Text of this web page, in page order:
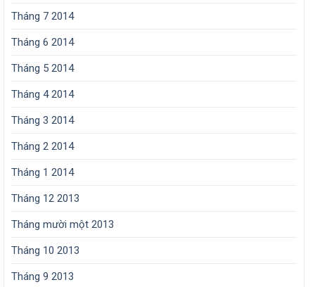
Tháng 7 2014
Tháng 6 2014
Tháng 5 2014
Tháng 4 2014
Tháng 3 2014
Tháng 2 2014
Tháng 1 2014
Tháng 12 2013
Tháng mười một 2013
Tháng 10 2013
Tháng 9 2013